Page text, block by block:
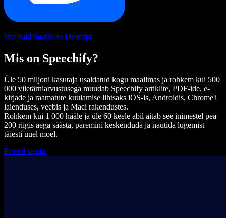
Wellsaid Studio vs Descript
Mis on Speechify?
Üle 50 miljoni kasutaja usaldatud kogu maailmas ja rohkem kui 500
000 viietärniarvustusega muudab Speechify artiklite, PDF-ide, e-
kirjade ja raamatute kuulamise lihtsaks iOS-is, Androidis, Chrome'i
laienduses, veebis ja Maci rakendustes.
Rohkem kui 1 000 hääle ja üle 60 keele abil aitab see inimestel pea
200 riigis aega säästa, paremini keskenduda ja nautida lugemist
täiesti uuel moel.
Proovi tasuta